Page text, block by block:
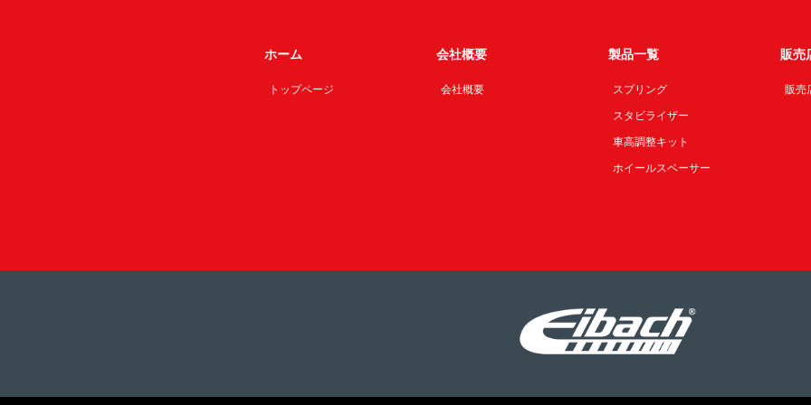
ホーム
トップページ
会社概要
会社概要
製品一覧
スプリング
スタビライザー
車高調整キット
ホイールスペーサー
販売
販売